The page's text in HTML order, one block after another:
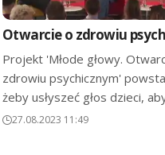
Otwarcie o zdrowiu
Projekt 'Młode głowy.
zdrowiu psychicznym'
żeby usłyszeć głos dzieci,
27.08.2023 11:49